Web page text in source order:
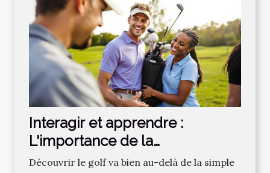
Interagir et apprendre :
L'importance de la
communauté dans
Découvrir le golf va bien au-delà de la simple